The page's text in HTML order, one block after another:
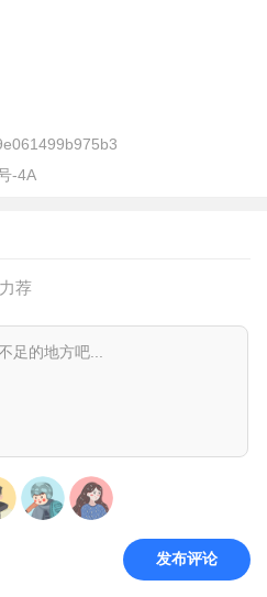
后会弹出匹配窗口，输入对方的
-4A
力荐
发布评论